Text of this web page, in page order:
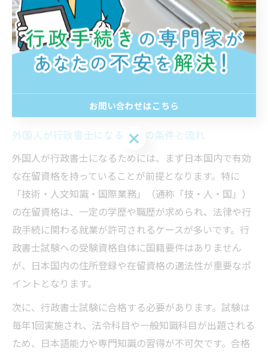
す。
外国人も行政書士になれる可能性に迫
外国人が行政書士になるための条件と流れ
外国人が行政書士になるためには、まず日本国内で有効
な在留資格を持っていることが前提となります。特に
「技術・人文知識・国際業務」（通称「技・人・国」）
の在留資格は、一定の学歴や職歴が求められ、法律や行
政手続に関わる就業が許可されるケースが多いです。行
政書士試験への受験資格自体に国籍要件はありません
が、日本国内の住所登録や在留資格の適法性が重要なポ
イントとなります。
次に、行政書士試験に合格する必要があります。試験は
毎年1回実施され、法令科目や一般知識科目が出題される
ため、日本語能力や専門知識の習得が不可欠です。合格
お問い合わせはこちら
お問い合わせはこちら